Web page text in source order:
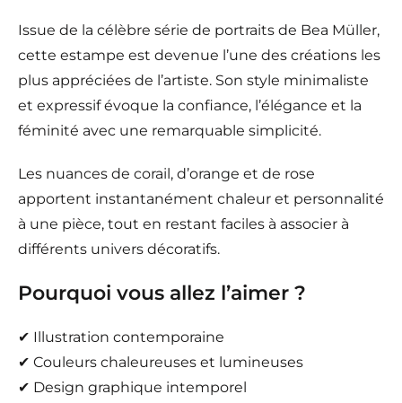
Issue de la célèbre série de portraits de Bea Müller,
cette estampe est devenue l’une des créations les
plus appréciées de l’artiste. Son style minimaliste
et expressif évoque la confiance, l’élégance et la
féminité avec une remarquable simplicité.
Les nuances de corail, d’orange et de rose
apportent instantanément chaleur et personnalité
à une pièce, tout en restant faciles à associer à
différents univers décoratifs.
Pourquoi vous allez l’aimer ?
✔ Illustration contemporaine
✔ Couleurs chaleureuses et lumineuses
✔ Design graphique intemporel